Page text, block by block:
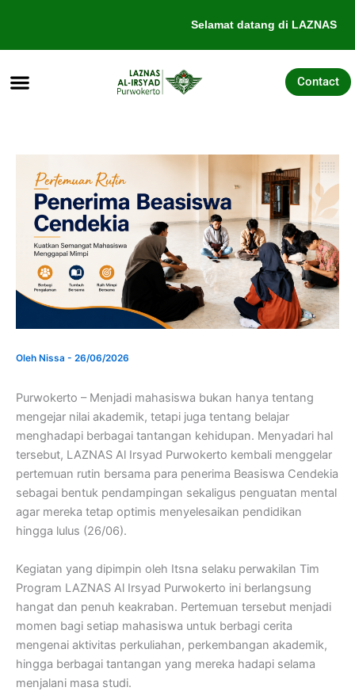
konten
Selamat datang di LAZNAS
Contact
Oleh Nissa - 26/06/2026
Purwokerto – Menjadi mahasiswa bukan hanya tentang
mengejar nilai akademik, tetapi juga tentang belajar
menghadapi berbagai tantangan kehidupan. Menyadari hal
tersebut, LAZNAS Al Irsyad Purwokerto kembali menggelar
pertemuan rutin bersama para penerima Beasiswa Cendekia
sebagai bentuk pendampingan sekaligus penguatan mental
agar mereka tetap optimis menyelesaikan pendidikan
hingga lulus (26/06).
Kegiatan yang dipimpin oleh Itsna selaku perwakilan Tim
Program LAZNAS Al Irsyad Purwokerto ini berlangsung
hangat dan penuh keakraban. Pertemuan tersebut menjadi
momen bagi setiap mahasiswa untuk berbagi cerita
mengenai aktivitas perkuliahan, perkembangan akademik,
hingga berbagai tantangan yang mereka hadapi selama
menjalani masa studi.